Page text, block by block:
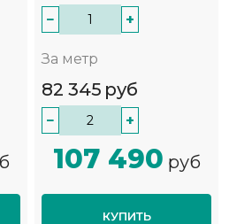
− +
За метр
82 345 руб
− +
107 490 руб
КУПИТЬ